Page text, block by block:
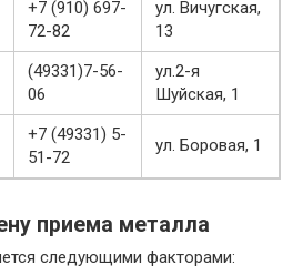
+7 (910) 697-
72-82
ул. Вичугская,
13
(49331)7-56-
06
ул.2-я
Шуйская, 1
+7 (49331) 5-
51-72
ул. Боровая, 1
приема металла
следующими факторами: